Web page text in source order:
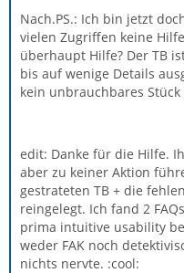
Nach.PS.: Ich bin jetzt
vielen Zugriffen keine
überhaupt Hilfe? Der TB
bis auf wenige Details
kein unbrauchbares
edit: Danke für die Hilfe.
aber zu keiner Aktion
gestrateten TB + die
reingelegt. Ich fand 2
prima intuitive usability
weder FAK noch
nichts nervte. :cool: